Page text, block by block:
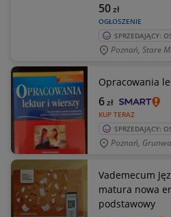
OGŁOSZENIE
50zł
SPRZEDAJĄCY:
Poznań, Stare
Opracowania
KUP TERAZ
6zł
SPRZEDAJĄCY:
Poznań,
Vademecum
matura nowa
podstawowy